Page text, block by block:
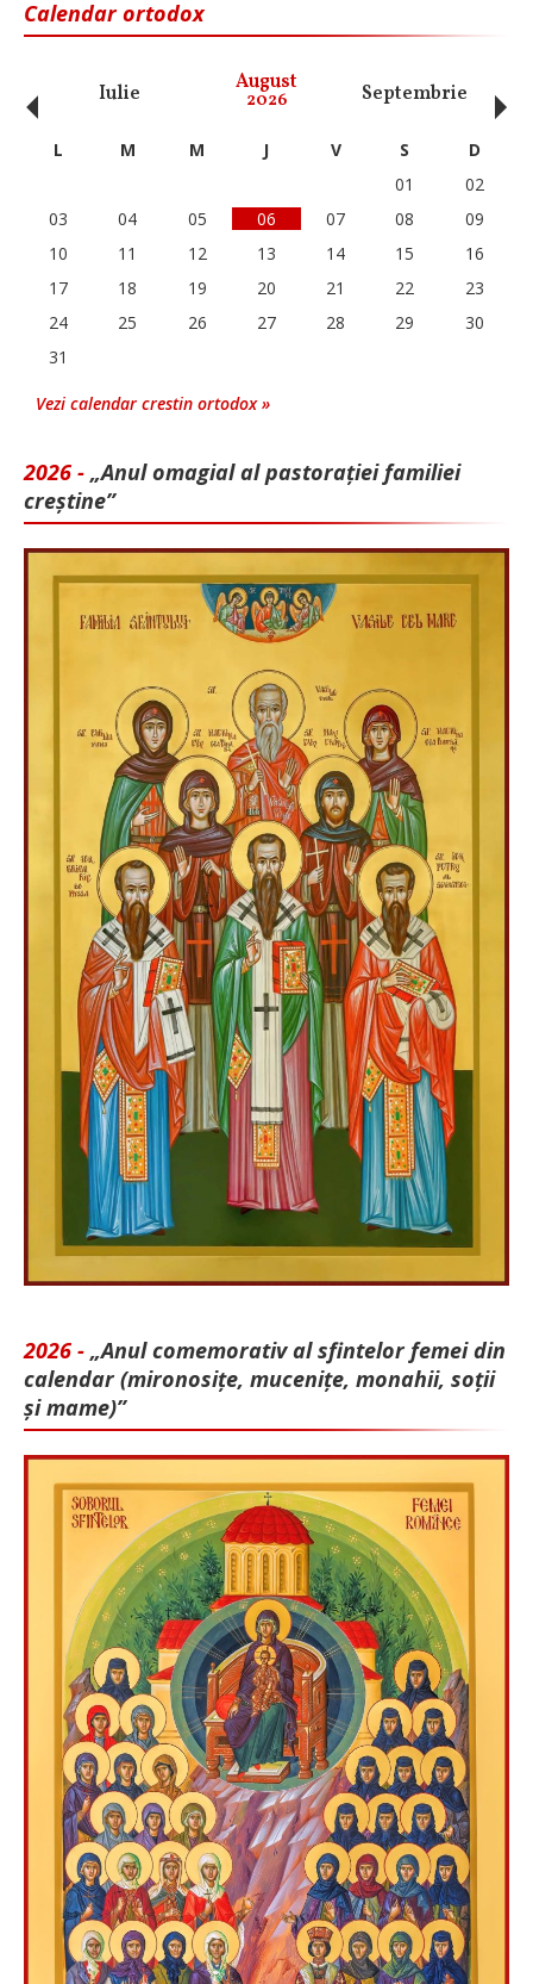
Calendar ortodox
Iulie August
2026 Septembrie
‹ L M M J V S
D
01
02
03
04 05 06 07 08
09
10
11 12 13 14 15
16
17
18 19 20 21 22
23
24
25 26 27 28 29
30
31
Vezi calendar crestin ortodox »
2026 - „Anul omagial al pastorației familiei
creștine”
2026 - „Anul comemorativ al sfintelor femei din
calendar (mironosițe, mu­cenițe, monahii, soții
și mame)”